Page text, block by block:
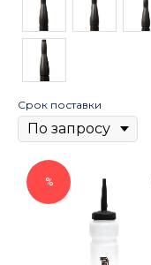
Срок поставки
%